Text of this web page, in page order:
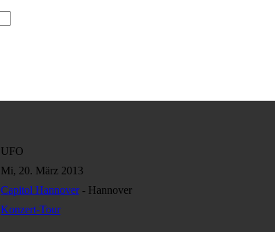
UFO
Mi, 20. März 2013
Capitol Hannover- Hannover
Konzert-Tour